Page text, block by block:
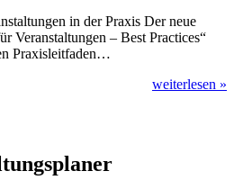
in der Praxis Der neue
Veranstaltungen – Best Practices“
Praxisleitfaden…
weiterlesen »